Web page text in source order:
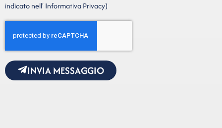
indicato nell' Informativa Privacy)
INVIA MESSAGGIO